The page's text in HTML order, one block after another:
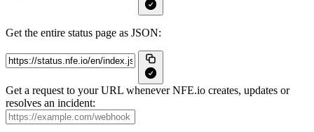
Get the entire status page as JSON:
Get a request to your URL whenever NFE.io creates, updates or
resolves an incident: